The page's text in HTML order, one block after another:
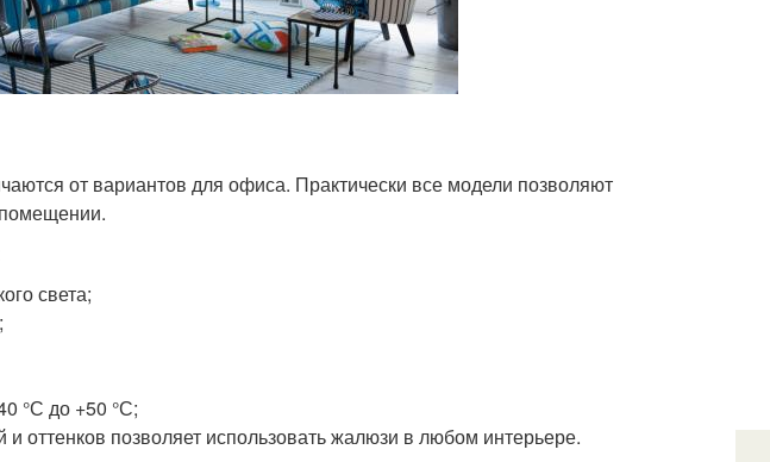
от вариантов для офиса. Практически все модели позволяют
света;
°С до +50 °С;
оттенков позволяет использовать жалюзи в любом интерьере.